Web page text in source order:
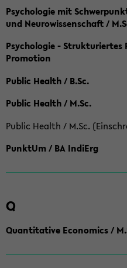
Psychologie mit
und Neurowissenschaft /
Psychologie -
Promotion
Public Health / B.Sc.
Public Health / M.Sc.
Public Health / M.Sc.
PunktUm / BA IndiErg
Q
Quantitative Economics /